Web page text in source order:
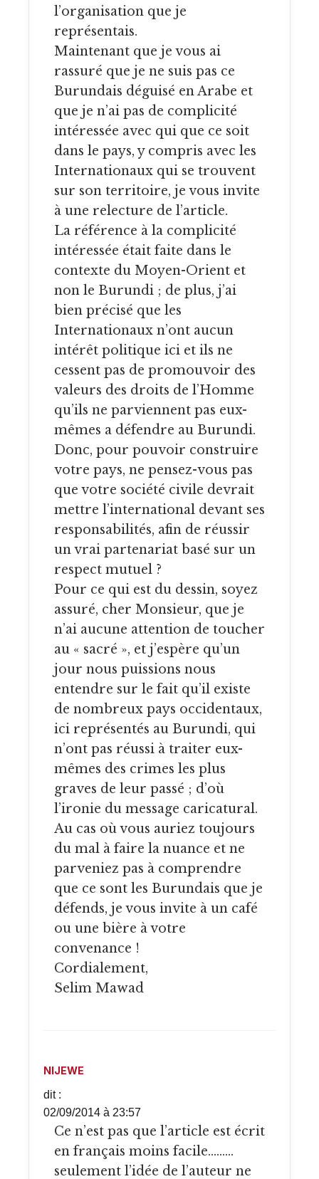
l’organisation que je
représentais.
Maintenant que je vous ai
rassuré que je ne suis pas ce
Burundais déguisé en Arabe et
que je n’ai pas de complicité
intéressée avec qui que ce soit
dans le pays, y compris avec les
Internationaux qui se trouvent
sur son territoire, je vous invite
à une relecture de l’article.
La référence à la complicité
intéressée était faite dans le
contexte du Moyen-Orient et
non le Burundi ; de plus, j’ai
bien précisé que les
Internationaux n’ont aucun
intérêt politique ici et ils ne
cessent pas de promouvoir des
valeurs des droits de l’Homme
qu’ils ne parviennent pas eux-
mêmes a défendre au Burundi.
Donc, pour pouvoir construire
votre pays, ne pensez-vous pas
que votre société civile devrait
mettre l’international devant ses
responsabilités, afin de réussir
un vrai partenariat basé sur un
respect mutuel ?
Pour ce qui est du dessin, soyez
assuré, cher Monsieur, que je
n’ai aucune attention de toucher
au « sacré », et j’espère qu’un
jour nous puissions nous
entendre sur le fait qu’il existe
de nombreux pays occidentaux,
ici représentés au Burundi, qui
n’ont pas réussi à traiter eux-
mêmes des crimes les plus
graves de leur passé ; d’où
l’ironie du message caricatural.
Au cas où vous auriez toujours
du mal à faire la nuance et ne
parveniez pas à comprendre
que ce sont les Burundais que je
défends, je vous invite à un café
ou une bière à votre
convenance !
Cordialement,
Selim Mawad
NIJEWE
dit :
02/09/2014 à 23:57
Ce n’est pas que l’article est écrit
en français moins facile………
seulement l’idée de l’auteur ne